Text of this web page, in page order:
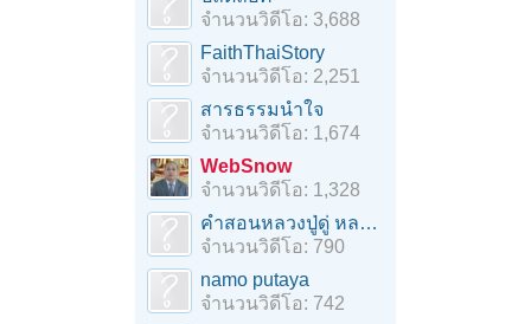
จำนวนวิดีโอ: 3,688
FaithThaiStory
จำนวนวิดีโอ: 2,251
สารธรรมนำใจ
จำนวนวิดีโอ: 1,674
WebSnow
จำนวนวิดีโอ: 1,328
คำสอนหลวงปู่ดู่ หลวงตาม้า
จำนวนวิดีโอ: 790
namo putaya
จำนวนวิดีโอ: 742